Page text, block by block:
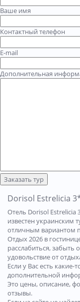
Ваше имя
Контактный телефон
E-mail
Дополнительная
Заказать тур
Dorisol Estrelicia
Отель Dorisol Estrelicia
известен украинским
отличным вариантом
Отдых 2026 в
расслабиться, забыть
удовольствие от
Если у Вас есть
дополнительной
Это цены, описание,
отзывы.